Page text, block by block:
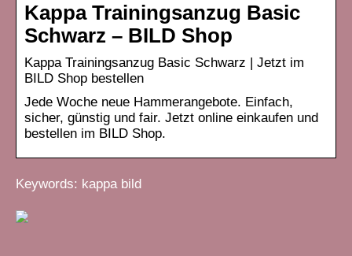
Kappa Trainingsanzug Basic
Schwarz – BILD Shop
Kappa Trainingsanzug Basic Schwarz | Jetzt im
BILD Shop bestellen
Jede Woche neue Hammerangebote. Einfach,
sicher, günstig und fair. Jetzt online einkaufen und
bestellen im BILD Shop.
Keywords: kappa bild